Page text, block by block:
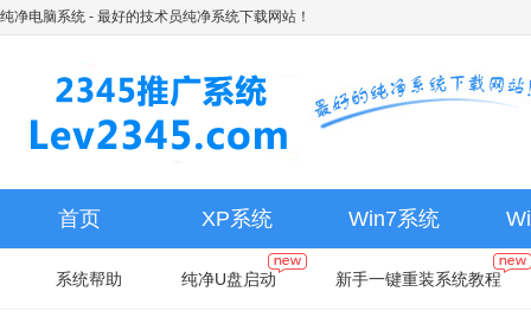
纯净电脑系统 - 最好的技术员纯净系统下载网站！
首页 XP系统 Win7系统
系统帮助 纯净U盘启动 新手一键重装系统教程